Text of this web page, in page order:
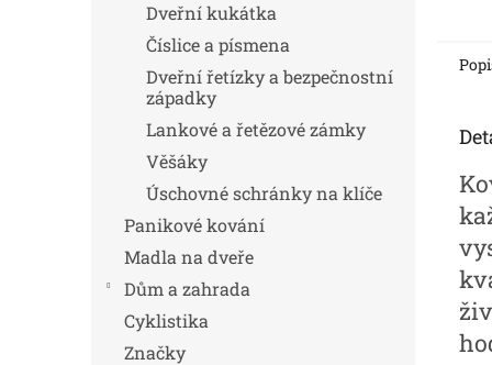
Dveřní kukátka
Číslice a písmena
Dveřní řetízky a bezpečnostní
západky
Lankové a řetězové zámky
Věšáky
Úschovné schránky na klíče
Panikové kování
Madla na dveře
Dům a zahrada
Cyklistika
Značky